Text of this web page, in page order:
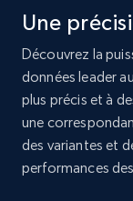
Title, Seller
price,
more.
2.1K+
Une
Découvrez la
données leader
plus précis et à
une
des variantes et
performances